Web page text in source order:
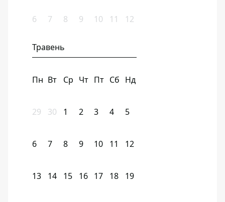
6 7 8 9 10 11 12
Травень
Пн Вт Ср Чт Пт Сб Нд
29 30 1 2 3 4 5
6 7 8 9 10 11 12
13 14 15 16 17 18 19